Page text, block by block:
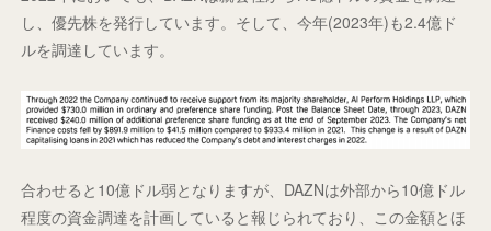
し、優先株を発行しています。そして、今年(2023年)も2.4億ド
ルを調達しています。
合わせると10億ドル弱となりますが、DAZNは外部から10億ドル
程度の資金調達を計画していると報じられており、この金額とほ